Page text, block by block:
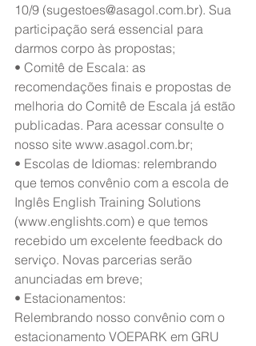
10/9 (sugestoes@asagol.com.br). Sua
participação será essencial para
darmos corpo às propostas;
• Comitê de Escala: as
recomendações finais e propostas de
melhoria do Comitê de Escala já estão
publicadas. Para acessar consulte o
nosso site www.asagol.com.br;
• Escolas de Idiomas: relembrando
que temos convênio com a escola de
Inglês English Training Solutions
(www.englishts.com) e que temos
recebido um excelente feedback do
serviço. Novas parcerias serão
anunciadas em breve;
• Estacionamentos:
Relembrando nosso convênio com o
estacionamento VOEPARK em GRU